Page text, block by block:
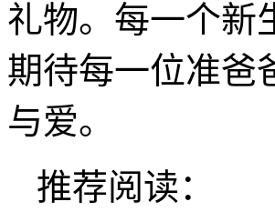
礼物。每一个新
期待每一位准爸
与爱。
推荐阅读：